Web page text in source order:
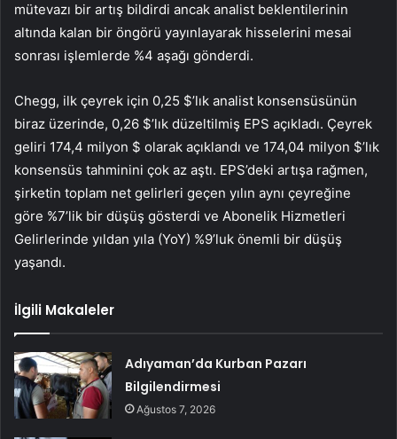
mütevazı bir artış bildirdi ancak analist beklentilerinin
altında kalan bir öngörü yayınlayarak hisselerini mesai
sonrası işlemlerde %4 aşağı gönderdi.
Chegg, ilk çeyrek için 0,25 $’lık analist konsensüsünün
biraz üzerinde, 0,26 $’lık düzeltilmiş EPS açıkladı. Çeyrek
geliri 174,4 milyon $ olarak açıklandı ve 174,04 milyon $’lık
konsensüs tahminini çok az aştı. EPS’deki artışa rağmen,
şirketin toplam net gelirleri geçen yılın aynı çeyreğine
göre %7’lik bir düşüş gösterdi ve Abonelik Hizmetleri
Gelirlerinde yıldan yıla (YoY) %9’luk önemli bir düşüş
yaşandı.
İlgili Makaleler
Adıyaman’da Kurban Pazarı
Bilgilendirmesi
Ağustos 7, 2026